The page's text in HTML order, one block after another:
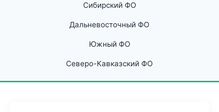
Сибирский ФО
Дальневосточный ФО
Южный ФО
Северо-Кавказский ФО